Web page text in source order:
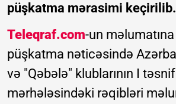
püşkatma mərasimi keçirilib.
Teleqraf.com-un
püşkatma nəticəsində
və "Qəbələ" klublarının I
mərhələsindəki rəqibləri